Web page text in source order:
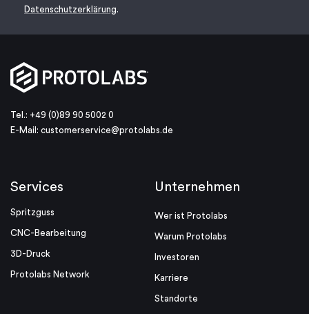
Datenschutzerklärung.
Tel.: +49 (0)89 90 5002 0
E-Mail: customerservice@protolabs.de
Services
Spritzguss
CNC-Bearbeitung
3D-Druck
Protolabs Network
Unternehmen
Wer ist Protolabs
Warum Protolabs
Investoren
Karriere
Standorte